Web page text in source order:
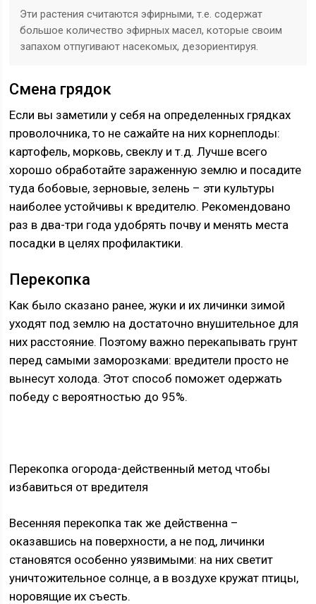
Эти растения считаются эфирными, т.е. содержат
большое количество эфирных масел, которые своим
запахом отпугивают насекомых, дезориентируя.
Смена грядок
Если вы заметили у себя на определенных грядках
проволочника, то не сажайте на них корнеплоды:
картофель, морковь, свеклу и т.д. Лучше всего
хорошо обработайте зараженную землю и посадите
туда бобовые, зерновые, зелень – эти культуры
наиболее устойчивы к вредителю. Рекомендовано
раз в два-три года удобрять почву и менять места
посадки в целях профилактики.
Перекопка
Как было сказано ранее, жуки и их личинки зимой
уходят под землю на достаточно внушительное для
них расстояние. Поэтому важно перекапывать грунт
перед самыми заморозками: вредители просто не
вынесут холода. Этот способ поможет одержать
победу с вероятностью до 95%.
Перекопка огорода-действенный метод чтобы
избавиться от вредителя
Весенняя перекопка так же действенна –
оказавшись на поверхности, а не под, личинки
становятся особенно уязвимыми: на них светит
уничтожительное солнце, а в воздухе кружат птицы,
норовящие их съесть.